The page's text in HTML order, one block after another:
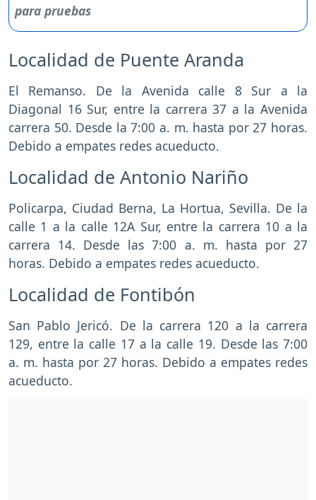
Localidad de Puente Aranda
El Remanso. De la Avenida calle 8 Sur a la
Diagonal 16 Sur, entre la carrera 37 a la Avenida
carrera 50. Desde la 7:00 a. m. hasta por 27 horas.
Debido a empates redes acueducto.
Localidad de Antonio Nariño
Policarpa, Ciudad Berna, La Hortua, Sevilla. De la
calle 1 a la calle 12A Sur, entre la carrera 10 a la
carrera 14. Desde las 7:00 a. m. hasta por 27
horas. Debido a empates redes acueducto.
Localidad de Fontibón
San Pablo Jericó. De la carrera 120 a la carrera
129, entre la calle 17 a la calle 19. Desde las 7:00
a. m. hasta por 27 horas. Debido a empates redes
acueducto.